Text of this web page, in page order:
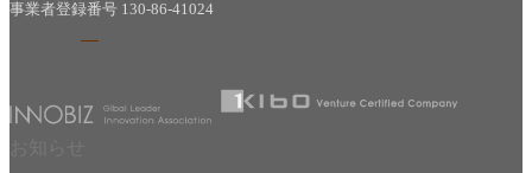
事業者登録番号 130-86-41024